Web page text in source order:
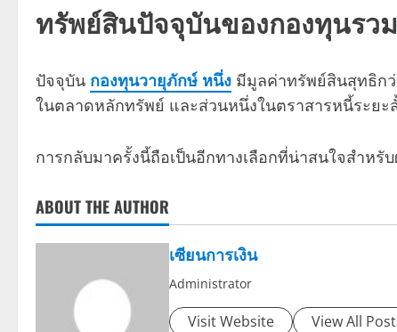
ทรัพย์สินปัจจุบันของกองทุนรว
ปัจจุบัน กองทุนวายุภักษ์ หนึ่ง มีมูลค่าทรัพย์สินสุทธิก
ในตลาดหลักทรัพย์ และส่วนหนึ่งในตราสารหนี้ระย
การกลับมาครั้งนี้ถือเป็นอีกทางเลือกที่น่าสนใจสำหรั
ABOUT THE AUTHOR
เซียนการเงิน
Administrator
Visit Website View All